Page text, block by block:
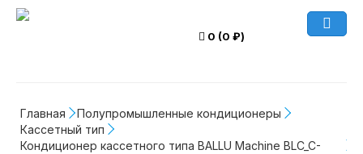
0 (0 ₽)
Главная
Полупромышленные кондиционеры
Кассетный тип
Кондиционер кассетного типа BALLU Machine BLC_C-